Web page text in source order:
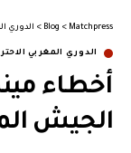
Matchpress
>
Blog
> الدوري
الدوري المغربي
أخطاء
الجيش